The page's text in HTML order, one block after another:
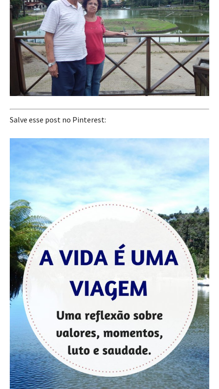
Salve esse post no Pinterest: